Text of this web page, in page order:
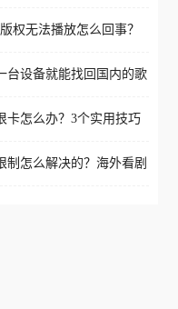
权无法播放怎么回事？
台设备就能找回国内的歌
卡怎么办？3个实用技巧
制怎么解决的？海外看剧